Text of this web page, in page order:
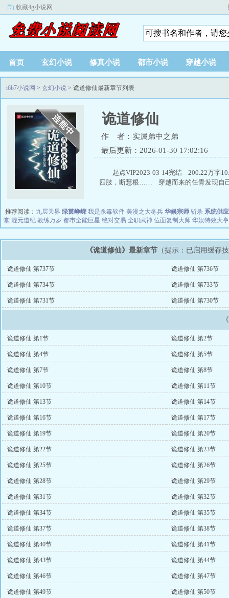
收藏4g小说网
首页 玄幻小说 修真小说 都市小说 穿越小说
t6b7小说网 > 玄幻小说 > 诡道修仙最新章节列表
诡道修仙
作 者：实属弟中之弟
最后更新：2026-01-30 17:02:16
起点VIP2023-03-14完结 200.22万字
四肢，断慧根…… 穿越而来的任青发现自
推荐阅读： 九层天界 绿茵峥嵘 我是杀毒软件 美漫之大冬兵 华娱宗师 斩杀 系统供
堂 混元道纪 教练万岁 都市全能巨星 绝对交易 全职武神 位面复制大师 华娱特效大亨
《诡道修仙》最新章节 （提示：已启用缓存
诡道修仙 第737节 诡道修仙 第736节
诡道修仙 第734节 诡道修仙 第733节
诡道修仙 第731节 诡道修仙 第730节
诡道修仙 第1节 诡道修仙 第2节
诡道修仙 第4节 诡道修仙 第5节
诡道修仙 第7节 诡道修仙 第8节
诡道修仙 第10节 诡道修仙 第11节
诡道修仙 第13节 诡道修仙 第14节
诡道修仙 第16节 诡道修仙 第17节
诡道修仙 第19节 诡道修仙 第20节
诡道修仙 第22节 诡道修仙 第23节
诡道修仙 第25节 诡道修仙 第26节
诡道修仙 第28节 诡道修仙 第29节
诡道修仙 第31节 诡道修仙 第32节
诡道修仙 第34节 诡道修仙 第35节
诡道修仙 第37节 诡道修仙 第38节
诡道修仙 第40节 诡道修仙 第41节
诡道修仙 第43节 诡道修仙 第44节
诡道修仙 第46节 诡道修仙 第47节
诡道修仙 第49节 诡道修仙 第50节